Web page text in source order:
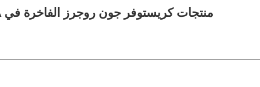
منتجات كريستوفر جون روجرز الفاخرة في USA